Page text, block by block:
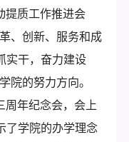
提质工作推进会
、创新、服务和成
实干，奋力建设
院的努力方向。
周年纪念会，会上
了学院的办学理念